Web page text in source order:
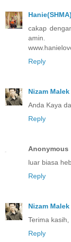
Hanie(SHMA)
cakap
amin.
Reply
Nizam Malek
Anda Kaya
Reply
Anonymous
luar biasa
Reply
Nizam Malek
Terima
Reply